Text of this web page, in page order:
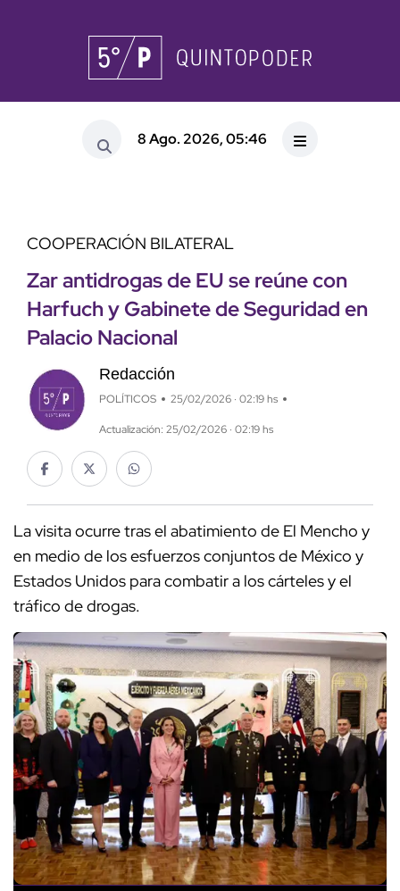
8 Ago. 2026, 05:46
COOPERACIÓN BILATERAL
Zar antidrogas de EU se reúne con
Harfuch y Gabinete de Seguridad en
Palacio Nacional
Redacción
POLÍTICOS 25/02/2026 · 02:19 hs
Actualización: 25/02/2026 · 02:19 hs
La visita ocurre tras el abatimiento de El Mencho y
en medio de los esfuerzos conjuntos de México y
Estados Unidos para combatir a los cárteles y el
tráfico de drogas.